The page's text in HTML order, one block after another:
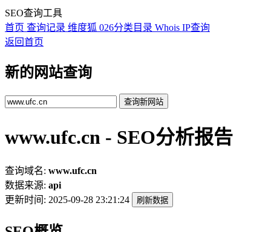
SEO查询工具
首页 查询记录 维度狐 026分类目录 Whois IP查询
返回首页
新的网站查询
查询新网站
www.ufc.cn - SEO分析报告
查询域名: www.ufc.cn
数据来源: api
更新时间: 2025-09-28 23:21:24 刷新数据